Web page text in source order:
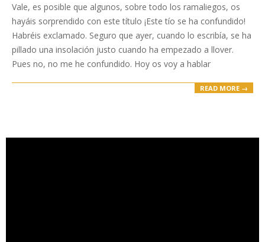
07
Vale, es posible que algunos, sobre todo los ramaliegos, os
hayáis sorprendido con este título ¡Este tío se ha confundido!
Habréis exclamado. Seguro que ayer, cuando lo escribía, se ha
pillado una insolación justo cuando ha empezado a llover.
Pues no, no me he confundido. Hoy os voy a hablar
READ MORE →